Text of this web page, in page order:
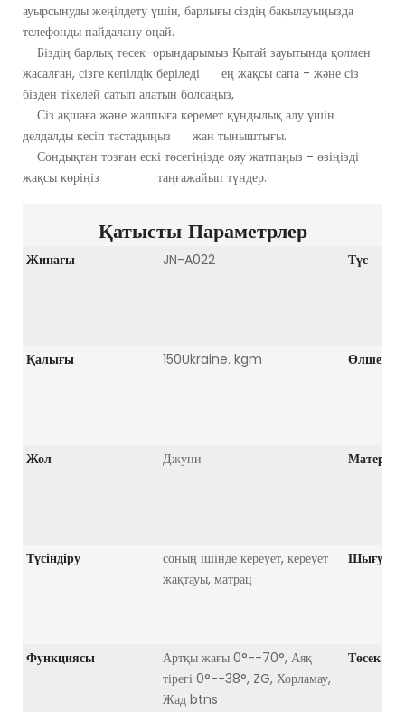
ауырсынуды жеңілдету үшін, барлығы сіздің бақылауыңызда
телефонды пайдалану оңай.
Біздің барлық төсек-орындарымыз Қытай зауытында қолмен
жасалған, сізге кепілдік беріледі ең жақсы сапа - және сіз
бізден тікелей сатып алатын болсаңыз,
Сіз ақшаға және жалпыға керемет құндылық алу үшін
делдалды кесіп тастадыңыз жан тыныштығы.
Сондықтан тозған ескі төсегіңізде ояу жатпаңыз - өзіңізді
жақсы көріңіз таңғажайып түндер.
Қатысты Параметрлер
Жинағы JN-A022 Түс
Қалығы 150Ukraine. kgm Өлшемі
Жол Джуни Матерія
Түсіндіру
соның ішінде кереует, кереует
жақтауы, матрац
Шығу
Функциясы
Артқы жағы 0°--70°, Аяқ
тірегі 0°--38°, ZG, Хорламау,
Жад btns
Төсек